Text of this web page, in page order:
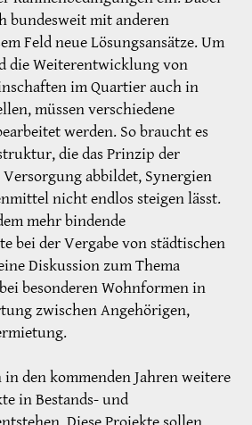
bundesweit mit anderen
Feld neue Lösungsansätze. Um
die Weiterentwicklung von
im Quartier auch in
müssen verschiedene
werden. So braucht es
die das Prinzip der
abbildet, Synergien
nicht endlos steigen lässt.
mehr bindende
bei der Vergabe von städtischen
Diskussion zum Thema
besonderen Wohnformen in
zwischen Angehörigen,
den kommenden Jahren weitere
in Bestands- und